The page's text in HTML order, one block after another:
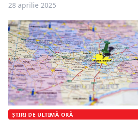
28 aprilie 2025
ȘTIRI DE ULTIMĂ ORĂ